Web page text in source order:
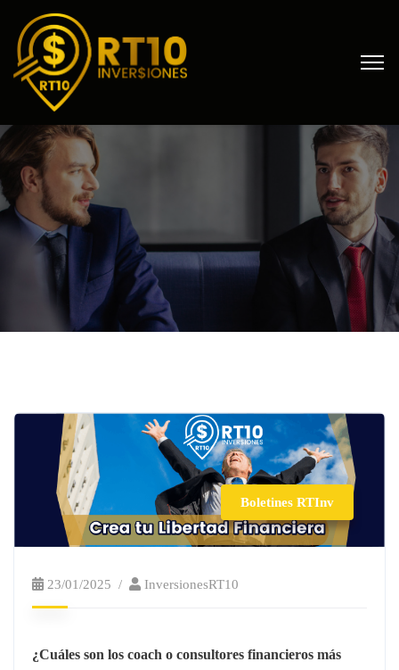
Boletines RTInv
23/01/2025 InversionesRT10
¿Cuáles son los coach o consultores financieros más